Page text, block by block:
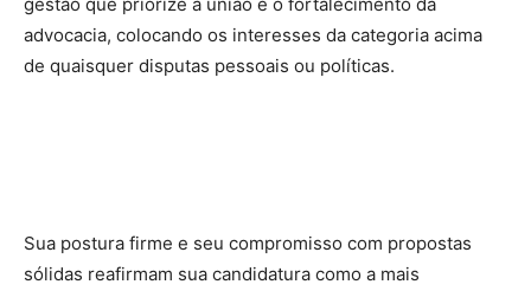
advocacia, colocando os interesses da categoria acima
de quaisquer disputas pessoais ou políticas.
Sua postura firme e seu compromisso com propostas
sólidas reafirmam sua candidatura como a mais